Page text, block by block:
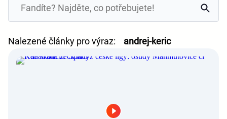
Nalezené články pro výraz: andrej-keric